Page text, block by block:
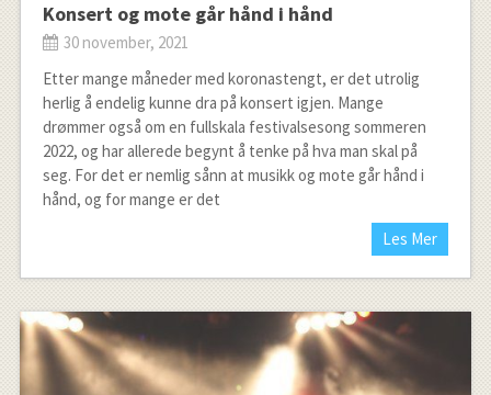
Konsert og mote går hånd i hånd
30 november, 2021
Etter mange måneder med koronastengt, er det utrolig
herlig å endelig kunne dra på konsert igjen. Mange
drømmer også om en fullskala festivalsesong sommeren
2022, og har allerede begynt å tenke på hva man skal på
seg. For det er nemlig sånn at musikk og mote går hånd i
hånd, og for mange er det
Les Mer